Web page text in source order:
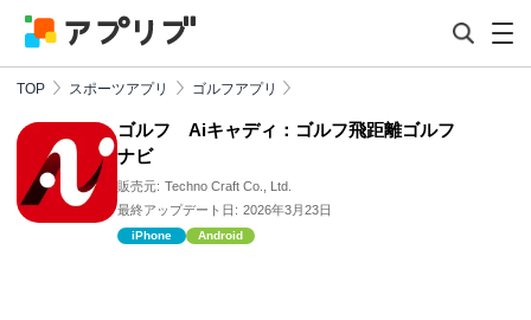
TOP スポーツアプリ ゴルフアプリ
ゴルフ Aiキャディ：ゴルフ飛距離ゴルフ
ナビ
販売元: Techno Craft Co., Ltd.
最終アップデート日: 2026年3月23日
iPhone Android